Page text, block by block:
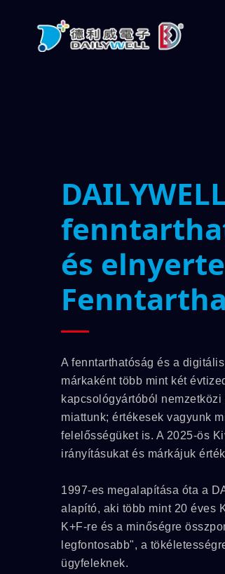
és
A fenntarthatóság és a
márkaként több mint két
kapcsológyártóból
miattunk; értékesek vagyunk
felelősségüket is. A 2025-ös
irányításukat és márkájuk
1997-es megalapítása óta a
alapító, aki több mint 20 éves
K+F-re és a minőségre
legfontosabb", a
ügyfeleknek.